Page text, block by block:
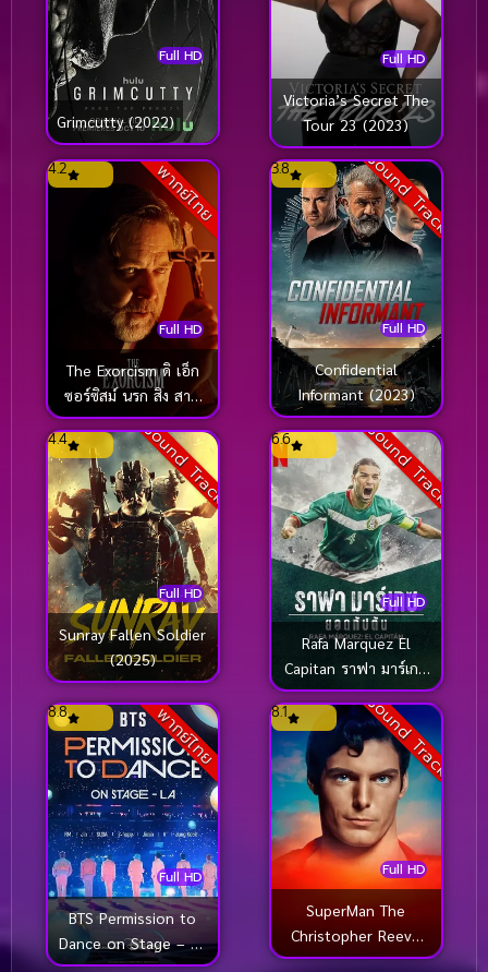
Full HD
Grimcutty (2022)
Full HD
Victoria’s Secret The
Tour 23 (2023)
พากย์ไทย
Full HD
4.2
The Exorcism ดิ เอ็ก
ซอร์ซิสม์ นรก สิง สาป
(2024)
Sound Track
Full HD
3.8
Confidential
Informant (2023)
Sound Track
Full HD
4.4
Sunray Fallen Soldier
(2025)
Sound Track
Full HD
6.6
Rafa Marquez El
Capitan ราฟา มาร์เกซ
(2024)
พากย์ไทย
Full HD
8.8
BTS Permission to
Dance on Stage – LA
(2022)
Sound Track
Full HD
8.1
SuperMan The
Christopher Reeve
Story ซุปเปอร์ แมน